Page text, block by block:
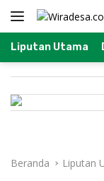
Langsung
Liputan Utama
Beranda Liputan